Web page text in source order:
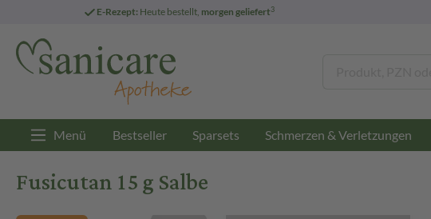
E-Rezept: Heute bestellt, morgen geliefert3
Menü Bestseller Sparsets Schmerzen & Verletzungen
Fusicutan 15 g Salbe